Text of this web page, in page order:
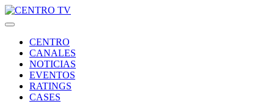
CENTRO
CANALES
NOTICIAS
EVENTOS
RATINGS
CASES